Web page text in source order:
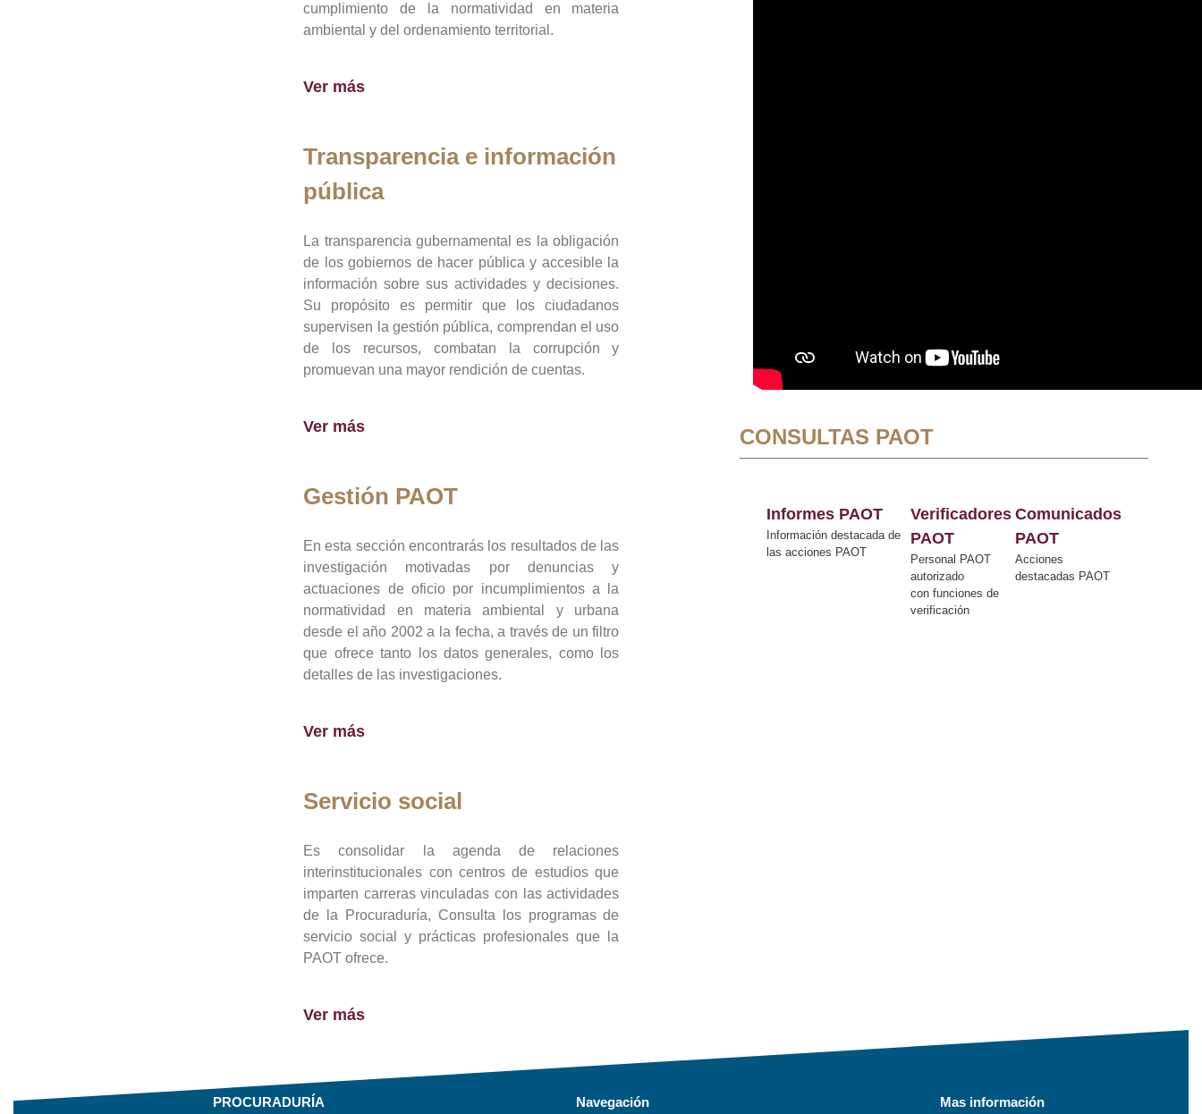
cumplimiento de la normatividad en materia
ambiental y del ordenamiento territorial.
Ver más
Transparencia e información
pública
La transparencia gubernamental es la obligación
de los gobiernos de hacer pública y accesible la
información sobre sus actividades y decisiones.
Su propósito es permitir que los ciudadanos
supervisen la gestión pública, comprendan el uso
de los recursos, combatan la corrupción y
promuevan una mayor rendición de cuentas.
Ver más
Gestión PAOT
En esta sección encontrarás los resultados de las
investigación motivadas por denuncias y
actuaciones de oficio por incumplimientos a la
normatividad en materia ambiental y urbana
desde el año 2002 a la fecha, a través de un filtro
que ofrece tanto los datos generales, como los
detalles de las investigaciones.
Ver más
Servicio social
Es consolidar la agenda de relaciones
interinstitucionales con centros de estudios que
imparten carreras vinculadas con las actividades
de la Procuraduría, Consulta los programas de
servicio social y prácticas profesionales que la
PAOT ofrece.
Ver más
CONSULTAS PAOT
Informes PAOT
Información destacada de
las acciones PAOT
Verificadores
PAOT
Personal PAOT
autorizado
con funciones de
verificación
Comunicados
PAOT
Acciones
destacadas PAOT
PROCURADURÍA Navegación Mas información